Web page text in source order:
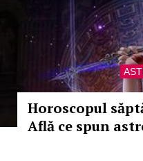
Horoscopul
Află ce spun